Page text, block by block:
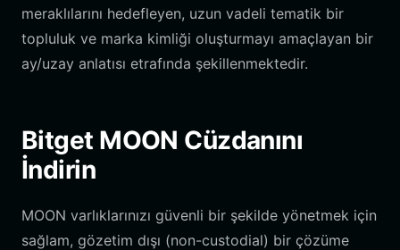
meraklılarını hedefleyen, uzun vadeli tematik bir
topluluk ve marka kimliği oluşturmayı amaçlayan bir
ay/uzay anlatısı etrafında şekillenmektedir.
Bitget MOON Cüzdanını
İndirin
MOON varlıklarınızı güvenli bir şekilde yönetmek için
sağlam, gözetim dışı (non-custodial) bir çözüme